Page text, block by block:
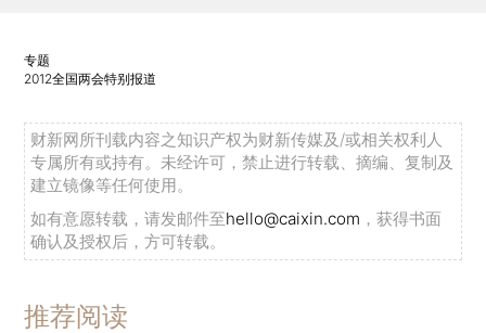
专题
2012全国两会特别报道
财新网所刊载内容之知识产权为财新传媒及/或相关权利人
专属所有或持有。未经许可，禁止进行转载、摘编、复制及
建立镜像等任何使用。
如有意愿转载，请发邮件至hello@caixin.com ，获得书面
确认及授权后，方可转载。
推荐阅读